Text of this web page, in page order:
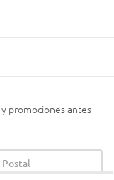
promociones antes